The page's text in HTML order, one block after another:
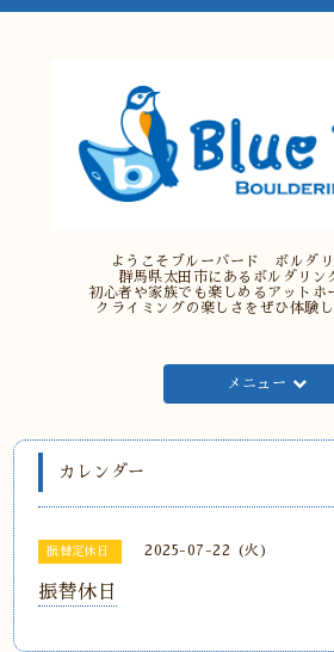
ようこそブルーバード ボルダリ
群馬県太田市にあるボルダリン
初心者や家族でも楽しめるアットホ
クライミングの楽しさをぜひ体験し
メニュー
カレンダー
振替定休日 2025-07-22 (火)
振替休日